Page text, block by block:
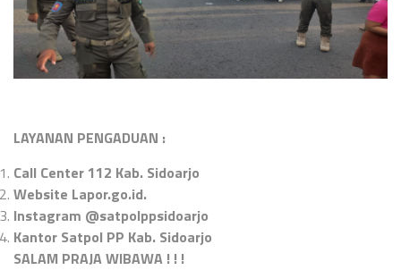
LAYANAN PENGADUAN :
Call Center 112 Kab. Sidoarjo
Website Lapor.go.id.
Instagram @satpolppsidoarjo
Kantor Satpol PP Kab. Sidoarjo
SALAM PRAJA WIBAWA ! ! !